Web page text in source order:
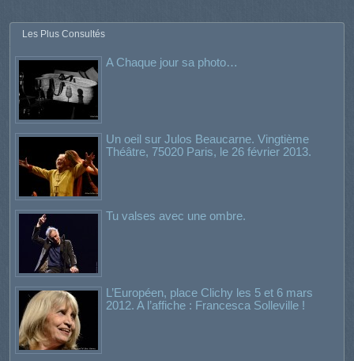
Les Plus Consultés
A Chaque jour sa photo…
Un oeil sur Julos Beaucarne. Vingtième
Théâtre, 75020 Paris, le 26 février 2013.
Tu valses avec une ombre.
L’Européen, place Clichy les 5 et 6 mars
2012. A l’affiche : Francesca Solleville !